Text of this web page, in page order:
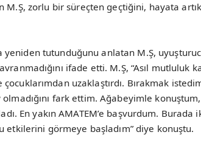
M.Ş, zorlu bir süreçten geçtiğini, hayata
yeniden tutunduğunu anlatan M.Ş,
ifade etti. M.Ş, “Asıl mutluluk
uzaklaştırdı. Bırakmak
fark ettim. Ağabeyimle
En yakın AMATEM’e başvurdum. Burada
görmeye başladım” diye konuştu.